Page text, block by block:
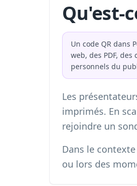
Qu'est-
Un code QR dans
web, des PDF,
personnels du
Les
imprimés. En
rejoindre un
Dans le
ou lors des